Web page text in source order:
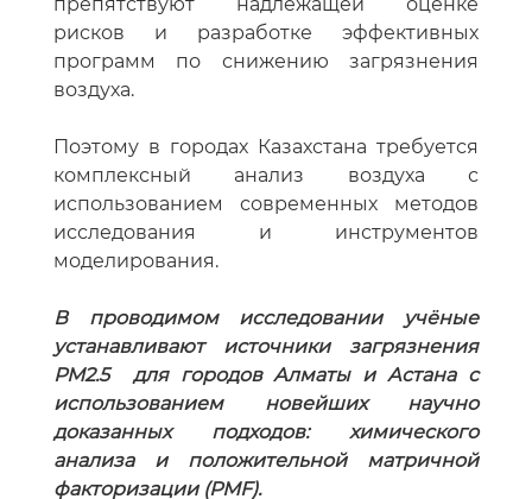
рисков и разработке эффективных
программ по снижению загрязнения
воздуха.
Поэтому в городах Казахстана требуется
комплексный анализ воздуха с
использованием современных методов
исследования и инструментов
моделирования.
В проводимом исследовании учёные
устанавливают источники загрязнения
PM2.5 для городов Алматы и Астана с
использованием новейших научно
доказанных подходов: химического
анализа и положительной матричной
факторизации (PMF).